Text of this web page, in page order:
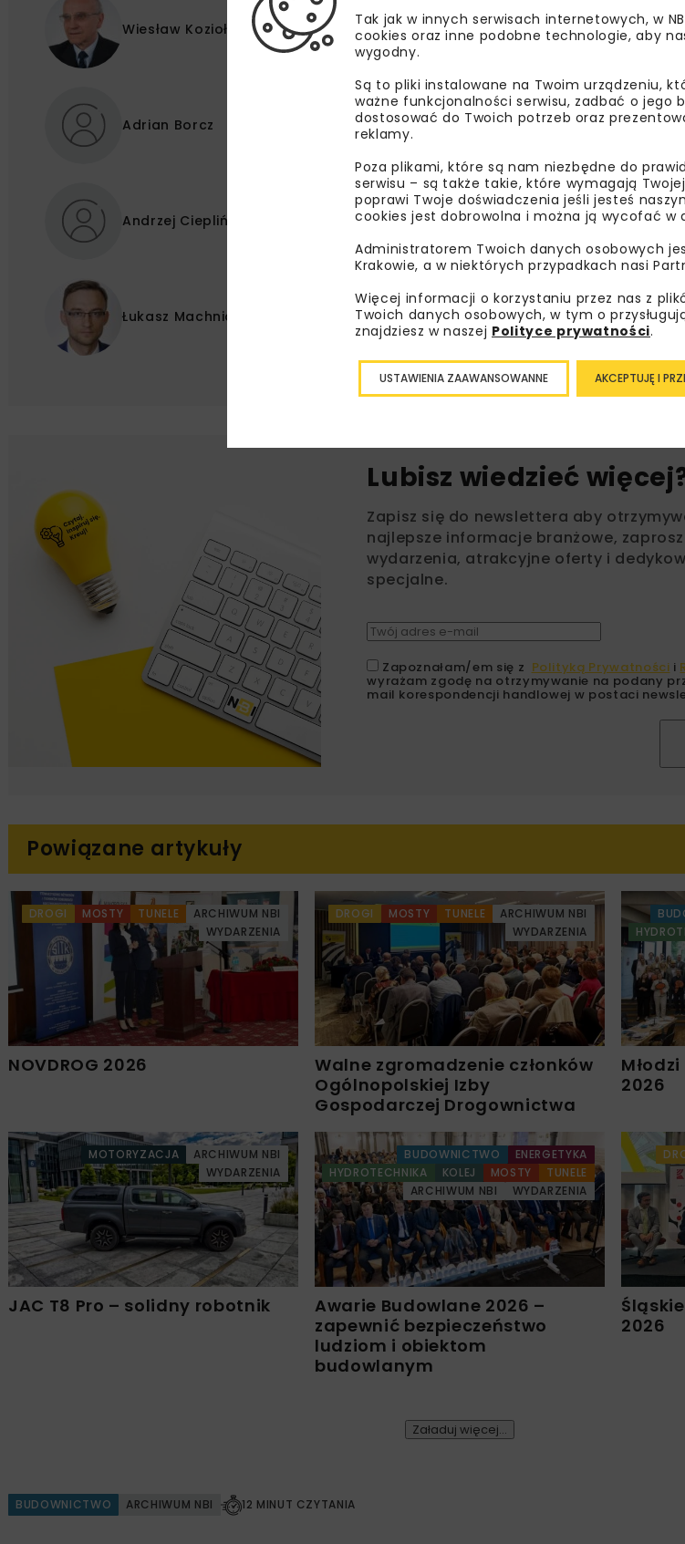
Wiesław Kozioł
Adrian Borcz
Andrzej Ciepliński
Łukasz Machniak
ADRIAN BORCZ
BUDOWNICTWO KRUSZYWA
ŁUKASZ
Lubisz wiedzieć
Zapisz się do newslettera aby
najlepsze informacje branżowe,
wydarzenia, atrakcyjne oferty i
specjalne.
Zapoznałam/em się z Polityką Prywatności i
wyrażam zgodę na otrzymywanie na podany
mail korespondencji handlowej w postaci
Powiązane artykuły
DROGI MOSTY TUNELE
ARCHIWUM NBI
WYDARZENIA
NOVDROG 2026
DROGI MOSTY TUNELE
ARCHIWUM NBI
WYDARZENIA
Walne zgromadzenie członków
Ogólnopolskiej Izby
Gospodarczej Drogownictwa
2026
MOTORYZACJA
ARCHIWUM NBI
WYDARZENIA
JAC T8 Pro – solidny robotnik
BUDOWNICTWO
ENERGETYKA
HYDROTECHNIKA
KOLEJ MOSTY
TUNELE
ARCHIWUM NBI
WYDARZENIA
Awarie Budowlane 2026 –
zapewnić bezpieczeństwo
ludziom i obiektom
budowlanym
2026
Załaduj więcej...
BUDOWNICTWO ARCHIWUM NBI 12 MINUT CZYTANIA
Tak jak w innych serwisach internetowych, w
cookies oraz inne podobne technologie, aby
wygodny.
Są to pliki instalowane na Twoim urządzeniu,
ważne funkcjonalności serwisu, zadbać o jego
dostosować do Twoich potrzeb oraz
reklamy.
Poza plikami, które są nam niezbędne do
serwisu – są także takie, które wymagają
poprawi Twoje doświadczenia jeśli jesteś
cookies jest dobrowolna i można ją wycofać w
Administratorem Twoich danych osobowych
Krakowie, a w niektórych przypadkach nasi
Więcej informacji o korzystaniu przez nas z
Twoich danych osobowych, w tym o
znajdziesz w naszej Polityce prywatności.
AKCEPTUJĘ I
USTAWIENIA ZAAWANSOWANNE